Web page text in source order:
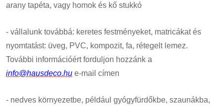
arany tapéta, vagy homok és kő stukkó
- vállalunk továbbá: keretes festményeket, matricákat és
nyomtatást: üveg, PVC, kompozit, fa, rétegelt lemez.
További információért forduljon hozzánk a
info@hausdeco.hu e-mail címen
- nedves környezetbe, például gyógyfürdőkbe, szaunákba,